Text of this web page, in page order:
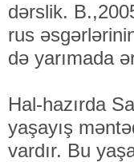
dərslik.
rus
də yarımada
Hal-hazırda
yaşayış
vardır. Bu